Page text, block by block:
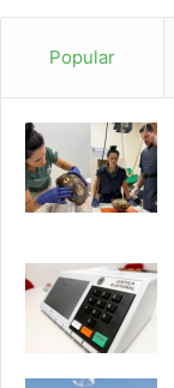
Popular